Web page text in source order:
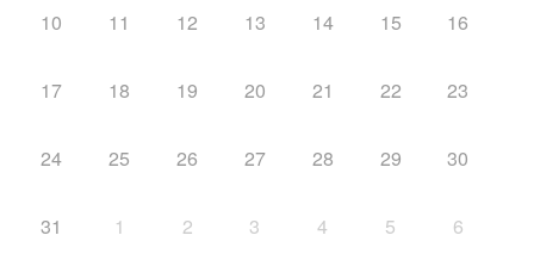
10 11 12 13 14 15 16
17 18 19 20 21 22 23
24 25 26 27 28 29 30
31 1 2 3 4 5 6